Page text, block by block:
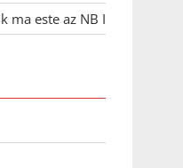
ma este az NB I